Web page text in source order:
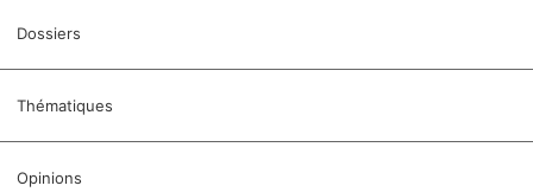
Dossiers
Thématiques
Opinions